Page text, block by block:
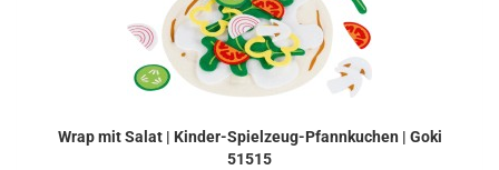
Wrap mit Salat | Kinder-Spielzeug-Pfannkuchen | Goki
51515